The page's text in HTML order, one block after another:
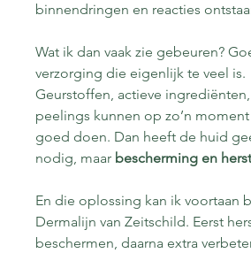
binnendringen en reacties
Wat ik dan vaak zie gebeuren?
verzorging die eigenlijk te veel is.
Geurstoffen, actieve
peelings kunnen op zo’n
goed doen. Dan heeft de huid
nodig, maar bescherming en
En die oplossing kan ik voortaan
Dermalijn van Zeitschild. Eerst
beschermen, daarna extra